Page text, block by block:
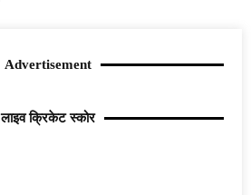
Advertisement
लाइव क्रिकेट स्कोर